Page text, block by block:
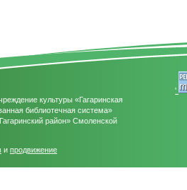
культуры «Гагаринская
библиотечная система»
район» Смоленской
и продвижение
'